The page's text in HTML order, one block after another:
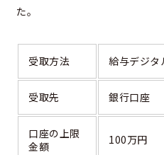
た。
受取方法 給与デジタ
受取先 銀行口座
口座の上限
金額
100万円